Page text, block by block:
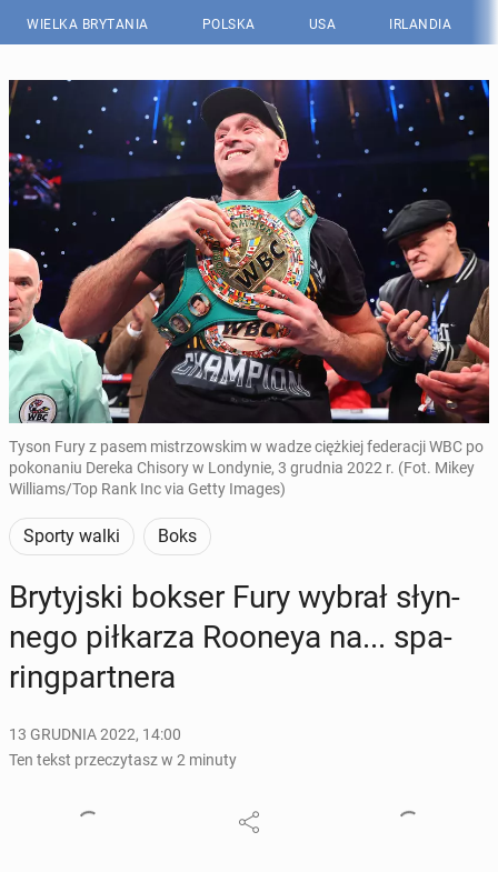
WIELKA BRYTANIA POLSKA USA IRLANDIA
Tyson Fury z pasem mistrzowskim w wadze ciężkiej federacji WBC po
pokonaniu Dereka Chisory w Londynie, 3 grudnia 2022 r. (Fot. Mikey
Williams/Top Rank Inc via Getty Images)
Sporty walki Boks
Bry­tyj­ski bokser Fury wybrał słyn­
ne­go pił­ka­rza Rooneya na... spa­
ring­part­ne­ra
13 GRUDNIA 2022, 14:00
Ten tekst przeczytasz w 2 minuty